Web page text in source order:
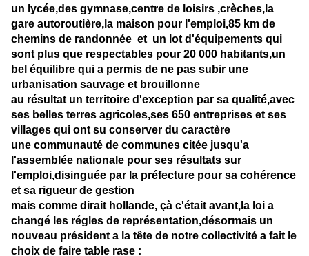
un lycée,des gymnase,centre de loisirs ,crèches,la
gare autoroutière,la maison pour l'emploi,85 km de
chemins de randonnée et un lot d'équipements qui
sont plus que respectables pour 20 000 habitants,un
bel équilibre qui a permis de ne pas subir une
urbanisation sauvage et brouillonne
au résultat un territoire d'exception par sa qualité,avec
ses belles terres agricoles,ses 650 entreprises et ses
villages qui ont su conserver du caractère
une communauté de communes citée jusqu'a
l'assemblée nationale pour ses résultats sur
l'emploi,disinguée par la préfecture pour sa cohérence
et sa rigueur de gestion
mais comme dirait hollande, çà c'était avant,la loi a
changé les régles de représentation,désormais un
nouveau président a la tête de notre collectivité a fait le
choix de faire table rase :